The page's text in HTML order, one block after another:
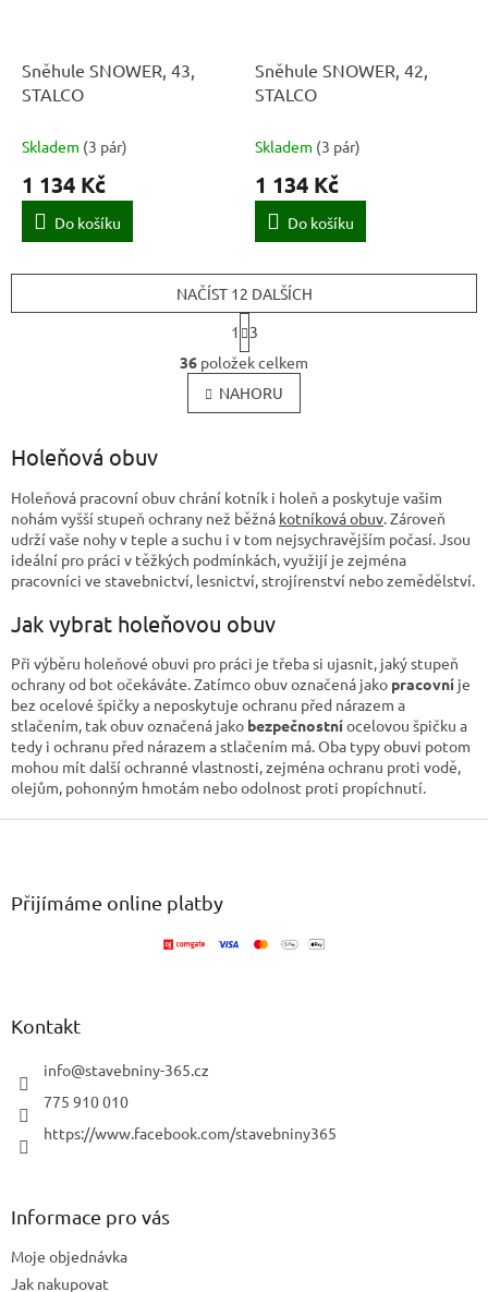
Sněhule SNOWER, 43,
STALCO
Skladem (3 pár)
1 134 Kč
Do košíku
Sněhule SNOWER, 42,
STALCO
Skladem (3 pár)
1 134 Kč
Do košíku
O
v
l
á
í
p
r
v
k
v
p
i
s
u
NAČÍST 12 DALŠÍCH
S
t
r
á
n
k
í
1
3
36 položek celkem
NAHORU
Holeňová obuv
Holeňová pracovní obuv chrání kotník i holeň a poskytuje vašim
nohám vyšší stupeň ochrany než běžná kotníková obuv . Zároveň
udrží vaše nohy v teple a suchu i v tom nejsychravějším počasí. Jsou
ideální pro práci v těžkých podmínkách, využijí je zejména
pracovníci ve stavebnictví, lesnictví, strojírenství nebo zemědělství.
Jak vybrat holeňovou obuv
Při výběru holeňové obuvi pro práci je třeba si ujasnit, jaký stupeň
ochrany od bot očekáváte. Zatímco obuv označená jako pracovní je
bez ocelové špičky a neposkytuje ochranu před nárazem a
stlačením, tak obuv označená jako bezpečnostníocelovou špičku a
tedy i ochranu před nárazem a stlačením má. Oba typy obuvi potom
mohou mít další ochranné vlastnosti, zejména ochranu proti vodě,
olejům, pohonným hmotám nebo odolnost proti propíchnutí.
Z
Přijímáme online platby
Kontakt
info@stavebniny-365.cz
775 910 010
https://www.facebook.com/stavebniny365
Informace pro vás
Moje objednávka
Jak nakupovat